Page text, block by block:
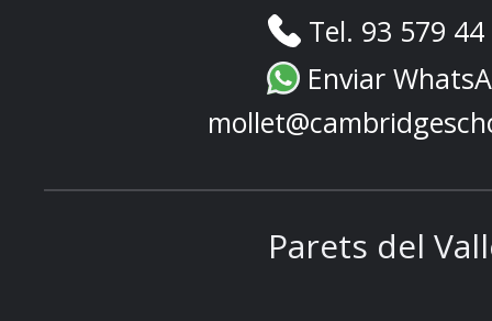
Tel. 93 579
Enviar
Parets del